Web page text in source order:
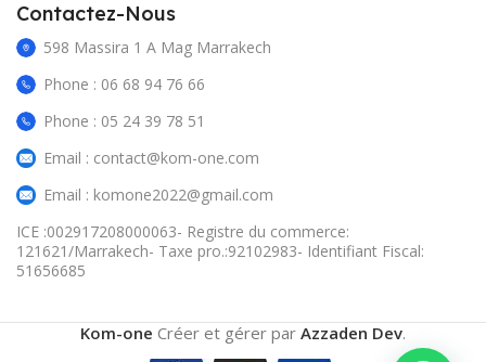
Contactez-Nous
598 Massira 1 A Mag Marrakech
Phone : 06 68 94 76 66
Phone : 05 24 39 78 51
Email : contact@kom-one.com
Email : komone2022@gmail.com
ICE :002917208000063- Registre du commerce:
121621/Marrakech- Taxe pro.:92102983- Identifiant Fiscal:
51656685
Kom-one Créer et gérer par Azzaden Dev.